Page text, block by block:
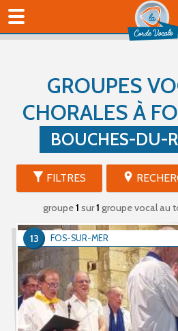
GROUPES
CHORALES À
BOUCHES-DU-
FILTRES
groupe1 sur1 groupe vocal au
FOS-SUR-MER
13